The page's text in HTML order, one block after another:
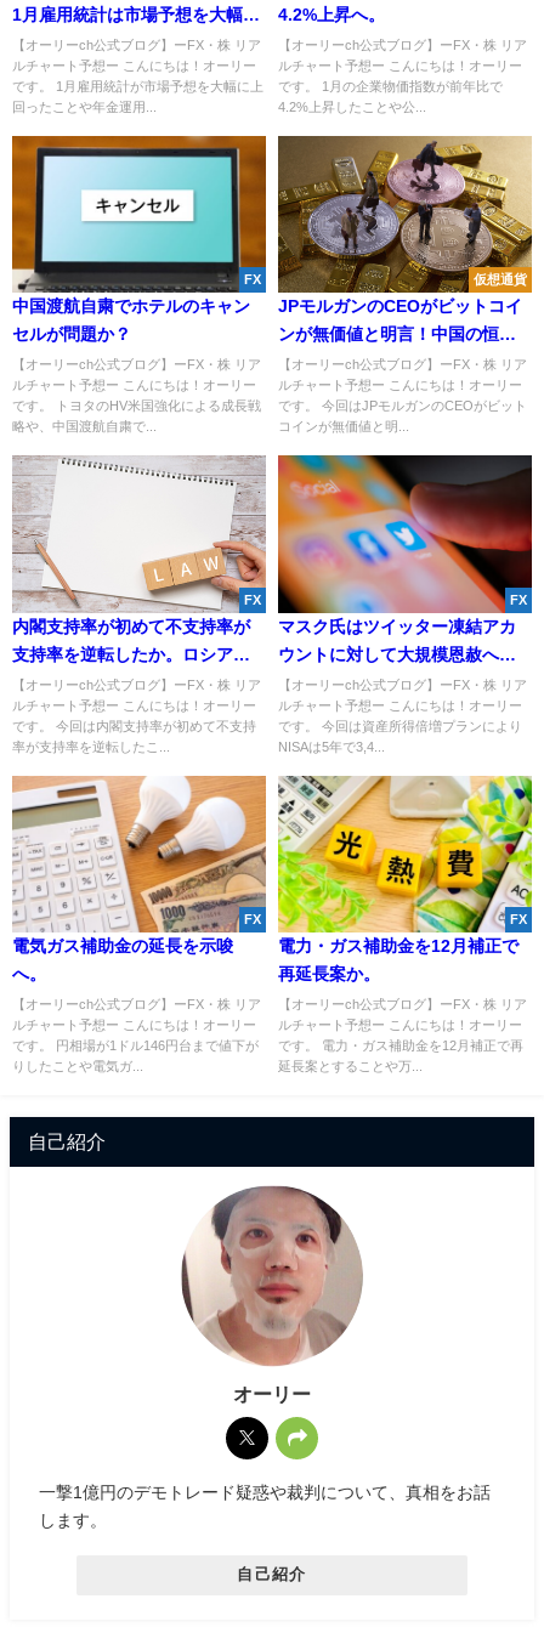
1月雇用統計は市場予想を大幅に
上回る。
【オーリーch公式ブログ】ーFX・株 リア
ルチャート予想ー こんにちは！オーリー
です。 1月雇用統計が市場予想を大幅に上
回ったことや年金運用...
4.2%上昇へ。
【オーリーch公式ブログ】ーFX・株 リア
ルチャート予想ー こんにちは！オーリー
です。 1月の企業物価指数が前年比で
4.2%上昇したことや公...
FX
中国渡航自粛でホテルのキャン
セルが問題か？
【オーリーch公式ブログ】ーFX・株 リア
ルチャート予想ー こんにちは！オーリー
です。 トヨタのHV米国強化による成長戦
略や、中国渡航自粛で...
仮想通貨
JPモルガンのCEOがビットコイ
ンが無価値と明言！中国の恒大
集団、ドル建て利払い3度目の見
送りでデフォルト近し！？
【オーリーch公式ブログ】ーFX・株 リア
ルチャート予想ー こんにちは！オーリー
です。 今回はJPモルガンのCEOがビット
コインが無価値と明...
FX
内閣支持率が初めて不支持率が
支持率を逆転したか。ロシアの
ウクライナ併合は合憲判断に。
【オーリーch公式ブログ】ーFX・株 リア
ルチャート予想ー こんにちは！オーリー
です。 今回は内閣支持率が初めて不支持
率が支持率を逆転したこ...
FX
マスク氏はツイッター凍結アカ
ウントに対して大規模恩赦へ。
資産所得倍増プランにより、
NISAは5年で3,400万口座に倍増
へ。
【オーリーch公式ブログ】ーFX・株 リア
ルチャート予想ー こんにちは！オーリー
です。 今回は資産所得倍増プランにより
NISAは5年で3,4...
FX
電気ガス補助金の延長を示唆
へ。
【オーリーch公式ブログ】ーFX・株 リア
ルチャート予想ー こんにちは！オーリー
です。 円相場が1ドル146円台まで値下が
りしたことや電気ガ...
FX
電力・ガス補助金を12月補正で
再延長案か。
【オーリーch公式ブログ】ーFX・株 リア
ルチャート予想ー こんにちは！オーリー
です。 電力・ガス補助金を12月補正で再
延長案とすることや万...
自己紹介
オーリー
一撃1億円のデモトレード疑惑や裁判について、真相をお話
します。
自己紹介